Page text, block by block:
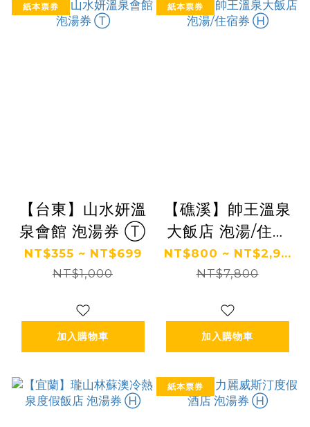
紙本票券
【台東】山水妍溫
泉會館 泡湯券 Ⓣ
NT$355 ~ NT$699
NT$1,000
加入購物車
紙本票券
【礁溪】帥王溫泉
大飯店 泡湯/住宿
券 Ⓗ
NT$800 ~ NT$2,9...
NT$7,800
加入購物車
紙本票券